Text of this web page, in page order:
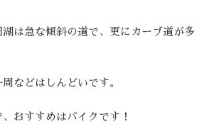
は急な傾斜の道で、更にカーブ道が多
などはしんどいです。
おすすめはバイクです！